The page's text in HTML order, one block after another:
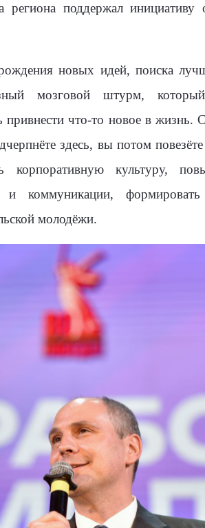
поддержал инициативу
новых идей, поиска
мозговой штурм,
что-то новое в жизнь.
здесь, вы потом
корпоративную культуру,
и коммуникации,
молодёжи.